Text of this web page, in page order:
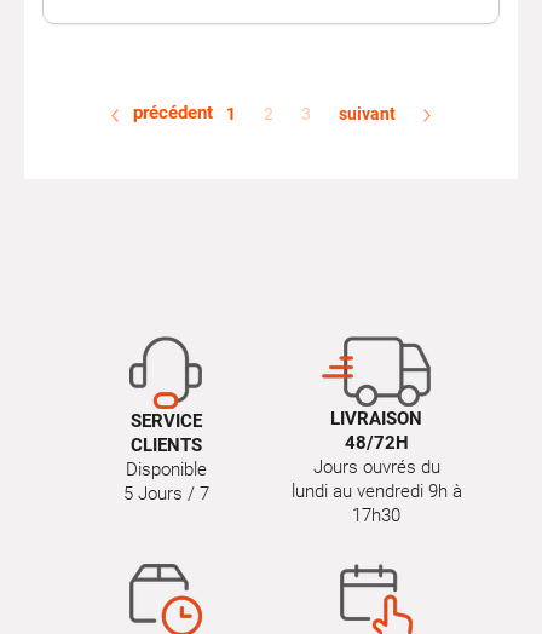
précédent 1 2 3 suivant
SERVICE
CLIENTS
Disponible
5 Jours / 7
LIVRAISON
48/72H
Jours ouvrés du
lundi au vendredi 9h à
17h30